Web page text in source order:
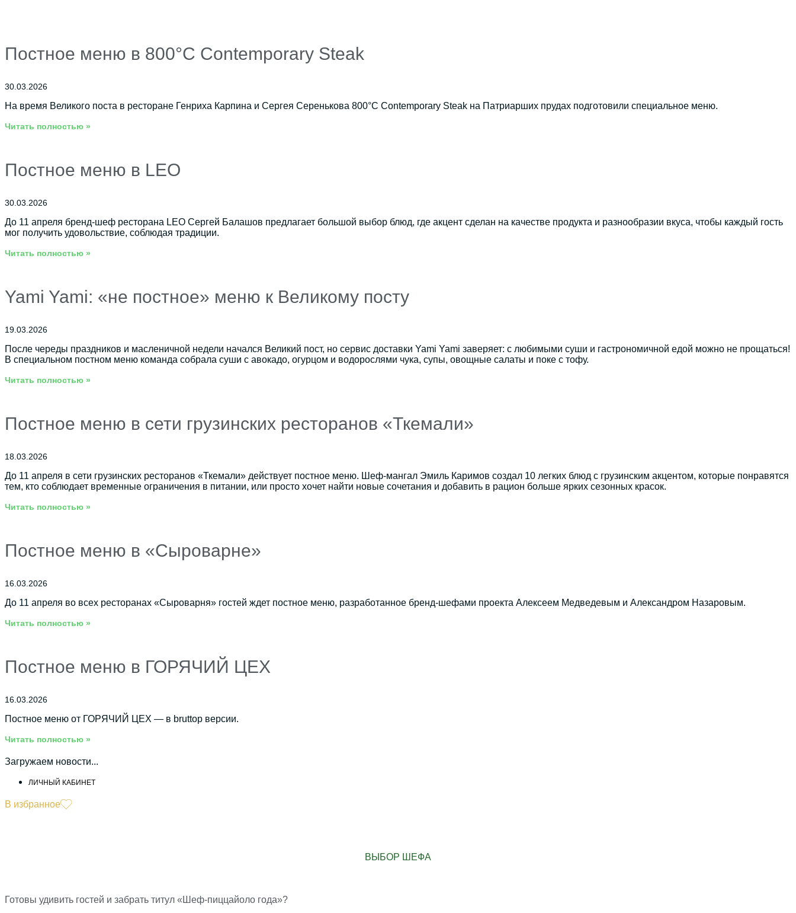
Постное меню в 800°С Contemporary Steak
30.03.2026
На время Великого поста в ресторане Генриха Карпина и Сергея Серенькова 800°С Contemporary Steak на Патриарших прудах подготовили специальное меню.
Читать полностью »
Постное меню в LEO
30.03.2026
До 11 апреля бренд-шеф ресторана LEO Сергей Балашов предлагает большой выбор блюд, где акцент сделан на качестве продукта и разнообразии вкуса, чтобы каждый гость
мог получить удовольствие, соблюдая традиции.
Читать полностью »
Yami Yami: «не постное» меню к Великому посту
19.03.2026
После череды праздников и масленичной недели начался Великий пост, но сервис доставки Yami Yami заверяет: с любимыми суши и гастрономичной едой можно не прощаться!
В специальном постном меню команда собрала суши с авокадо, огурцом и водорослями чука, супы, овощные салаты и поке с тофу.
Читать полностью »
Постное меню в сети грузинских ресторанов «Ткемали»
18.03.2026
До 11 апреля в сети грузинских ресторанов «Ткемали» действует постное меню. Шеф-мангал Эмиль Каримов создал 10 легких блюд с грузинским акцентом, которые понравятся
тем, кто соблюдает временные ограничения в питании, или просто хочет найти новые сочетания и добавить в рацион больше ярких сезонных красок.
Читать полностью »
Постное меню в «Сыроварне»
16.03.2026
До 11 апреля во всех ресторанах «Сыроварня» гостей ждет постное меню, разработанное бренд-шефами проекта Алексеем Медведевым и Александром Назаровым.
Читать полностью »
Постное меню в ГОРЯЧИЙ ЦЕХ
16.03.2026
Постное меню от ГОРЯЧИЙ ЦЕХ — в bruttop версии.
Читать полностью »
Загружаем новости...
ЛИЧНЫЙ КАБИНЕТ
В избранное
ВЫБОР ШЕФА
Готовы удивить гостей и забрать титул «Шеф-пиццайоло года»?